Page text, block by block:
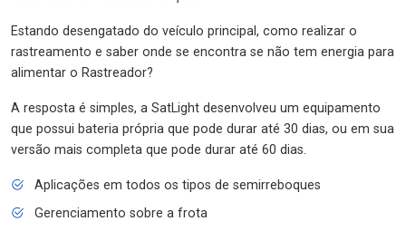
Estando desengatado do veículo principal, como realizar o
rastreamento e saber onde se encontra se não tem energia para
alimentar o Rastreador?
A resposta é simples, a SatLight desenvolveu um equipamento
que possui bateria própria que pode durar até 30 dias, ou em sua
versão mais completa que pode durar até 60 dias.
Aplicações em todos os tipos de semirreboques
Gerenciamento sobre a frota